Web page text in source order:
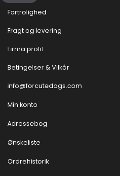
Fortrolighed
Fragt og levering
Firma profil
Betingelser & Vilkår
info@forcutedogs.com
Min konto
Adressebog
Ønskeliste
Ordrehistorik